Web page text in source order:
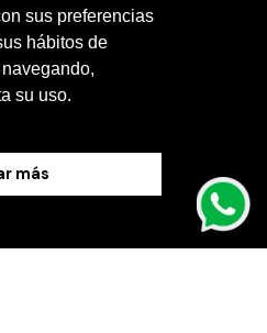
sus preferencias
hábitos de
su uso.
más
de Cookies